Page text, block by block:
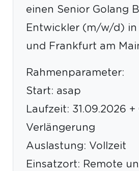
einen Senior Golang
Entwickler (m/w/d) in
und Frankfurt am
Rahmenparameter:
Start: asap
Laufzeit: 31.09.2026
Verlängerung
Auslastung: Vollzeit
Einsatzort: Remote